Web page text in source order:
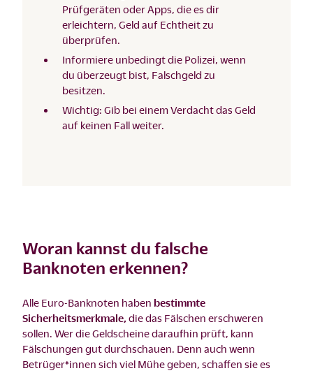
Prüfgeräten oder Apps, die es dir
erleichtern, Geld auf Echtheit zu
überprüfen.
Informiere unbedingt die Polizei, wenn
du überzeugt bist, Falschgeld zu
besitzen.
Wichtig: Gib bei einem Verdacht das Geld
auf keinen Fall weiter.
Woran kannst du falsche
Banknoten erkennen?
Alle Euro-Banknoten haben bestimmte
Sicherheitsmerkmale, die das Fälschen erschweren
sollen. Wer die Geldscheine daraufhin prüft, kann
Fälschungen gut durchschauen. Denn auch wenn
Betrüger*innen sich viel Mühe geben, schaffen sie es